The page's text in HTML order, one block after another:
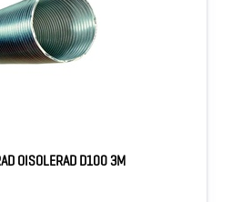
OISOLERAD D100 3M